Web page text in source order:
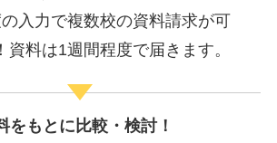
入力で複数校の資料請求が可
資料は1週間程度で届きます。
をもとに比較・検討！